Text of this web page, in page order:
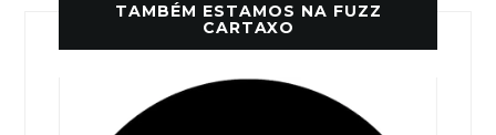
TAMBÉM ESTAMOS NA FUZZ
CARTAXO